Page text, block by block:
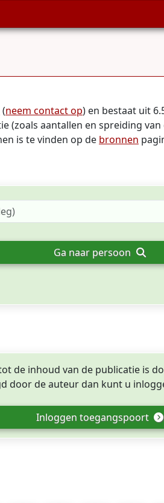
(neem contact op) en bestaat uit
aantallen en spreiding
is te vinden op de bronnen
Ga naar persoon
de inhoud van de publicatie is
door de auteur dan kunt u
Inloggen toegangspoort